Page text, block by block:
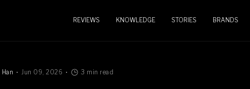
REVIEWS KNOWLEDGE STORIES BRANDS
Han Jun 09, 2026 3 min read